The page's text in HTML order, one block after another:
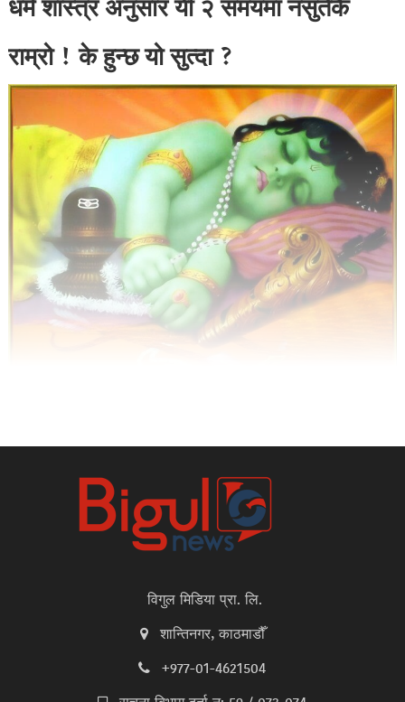
धर्म शास्त्र अनुसार यी २ समयमा नसुतेकै
राम्रो ! के हुन्छ यो सुत्दा ?
विगुल मिडिया प्रा. लि.
शान्तिनगर, काठमाडौँ
+977-01-4621504